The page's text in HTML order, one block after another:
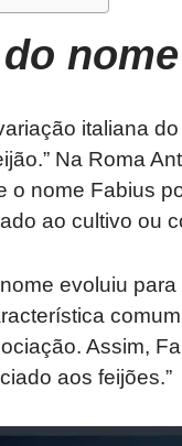
nome
italiana
Na Roma
o nome Fabius
ao cultivo ou
evoluiu
Assim,
aos feijões.”